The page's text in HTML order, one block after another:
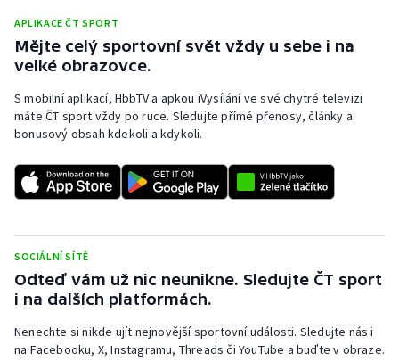
Parasport
Plavání
Plážový volejbal
Rychlobruslení
Rychlostní kanoistika
Short track
Sportovní střelba
APLIKACE ČT SPORT
Mějte celý sportovní svět vždy u sebe i na
velké obrazovce.
S mobilní aplikací, HbbTV a apkou iVysílání ve své chytré televizi
máte ČT sport vždy po ruce. Sledujte přímé přenosy, články a
bonusový obsah kdekoli a kdykoli.
SOCIÁLNÍ SÍTĚ
Odteď vám už nic neunikne. Sledujte ČT sport
i na dalších platformách.
Nenechte si nikde ujít nejnovější sportovní události. Sledujte nás i
na Facebooku, X, Instagramu, Threads či YouTube a buďte v obraze.